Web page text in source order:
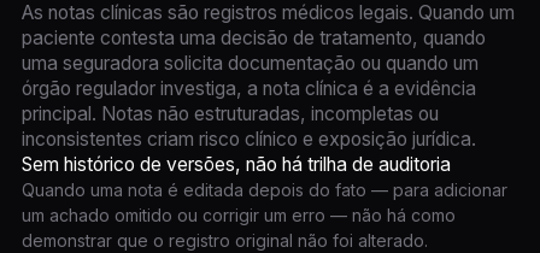
As notas clínicas são registros médicos legais. Quando um
paciente contesta uma decisão de tratamento, quando
uma seguradora solicita documentação ou quando um
órgão regulador investiga, a nota clínica é a evidência
principal. Notas não estruturadas, incompletas ou
inconsistentes criam risco clínico e exposição jurídica.
Sem histórico de versões, não há trilha de auditoria
Quando uma nota é editada depois do fato — para adicionar
um achado omitido ou corrigir um erro — não há como
demonstrar que o registro original não foi alterado.